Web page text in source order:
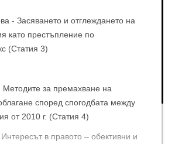
- Засяването и отглеждането на
като престъпление по
(Статия 3)
Методите за премахване на
според спогодбата между
от 2010 г. (Статия 4)
в правото – обективни и